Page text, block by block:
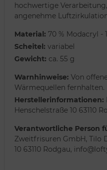
hochwertige
angenehme
Material: 70 % Modacryl -
Scheitel: variabel
Gewicht: ca. 55 g
Warnhinweise: Von
Wärmequellen fernhalten.
Herstellerinformationen:
Henschelstraße 10 63110
Verantwortliche Person
Zweitfrisuren GmbH, Tilo
10 63110 Rodgau,